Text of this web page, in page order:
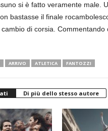
si è fatto veramente male.
bastasse il finale
di corsia. Commentando
ARRIVO ATLETICA FANTOZZI
Di più dello stesso autore